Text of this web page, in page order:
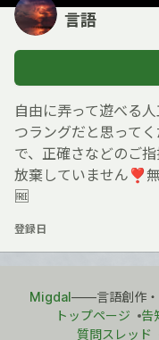
言語
自由に弄って遊べる
つラングだと思って
で、正確さなどのご
放棄していません❣️
🆓
登録日
Migdal――言語創作・
トップページ
告
質問スレッド